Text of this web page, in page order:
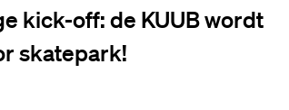
kick-off: de KUUB wordt
skatepark!